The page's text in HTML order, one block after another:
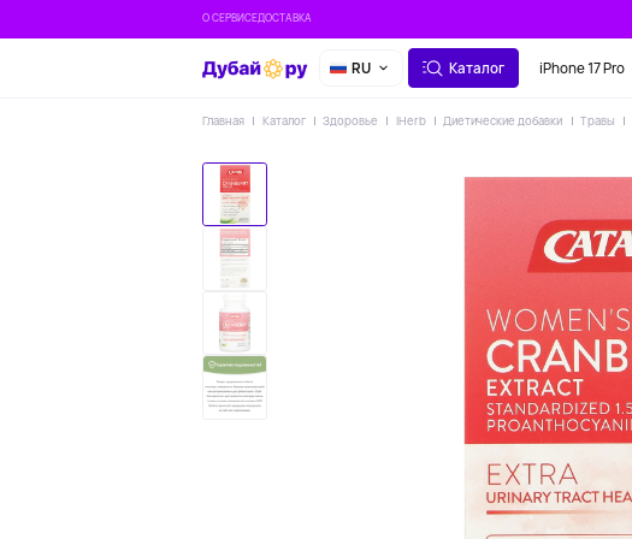
О СЕРВИСЕДОСТАВКА
RU Каталог iPhone 17 Pro
Главная Каталог Здоровье IHerb Диетические добавки Травы